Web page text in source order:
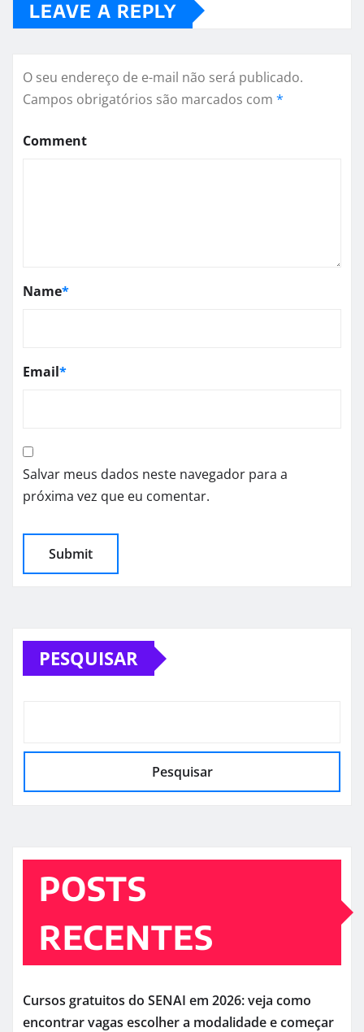
LEAVE A REPLY
O seu endereço de e-mail não será publicado.
Campos obrigatórios são marcados com *
Comment
Name*
Email*
Salvar meus dados neste navegador para a
próxima vez que eu comentar.
PESQUISAR
Pesquisar
POSTS
RECENTES
Cursos gratuitos do SENAI em 2026: veja como
encontrar vagas escolher a modalidade e começar